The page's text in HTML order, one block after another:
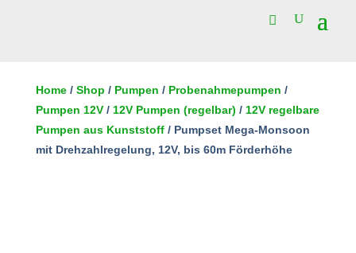
Monsoon
Drehzahlregelung,
In den Warenkorb
Home/ Shop / Pumpen / Probenahmepumpen /
Pumpen 12V/ 12V Pumpen (regelbar) / 12V regelbare
Pumpen aus Kunststoff/ Pumpset Mega-Monsoon
mit Drehzahlregelung, 12V, bis 60m Förderhöhe